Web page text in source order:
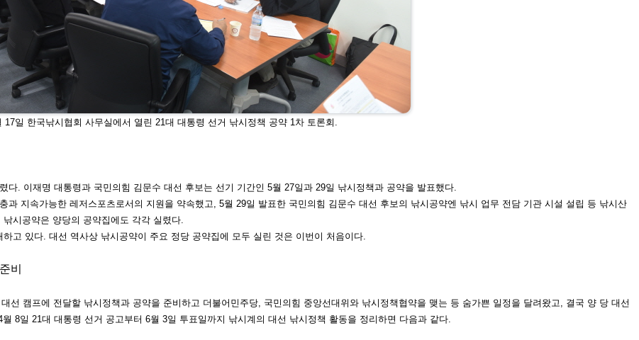
17일 한국낚시협회 사무실에서 열린 21대 대통령 선거 낚시정책 공약 1차 토론회.
렸다. 이재명 대통령과 국민의힘 김문수 대선 후보는 선기 기간인 5월 27일과 29일 낚시정책과 공약을 발표했다.
과 지속가능한 레저스포츠로서의 지원을 약속했고, 5월 29일 발표한 국민의힘 김문수 대선 후보의 낚시공약엔 낚시 업무 전담 기관 시설 설립 등 낚시산
낚시공약은 양당의 공약집에도 각각 실렸다.
하고 있다. 대선 역사상 낚시공약이 주요 정당 공약집에 모두 실린 것은 이번이 처음이 다.
비
선 캠프에 전달할 낚시정책과 공약을 준비하고 더불어민주당, 국민의힘 중앙선대위와 낚시정책협약을 맺는 등 숨가쁜 일정을 달려왔고, 결국 양 당 대선
8일 21대 대 통령 선거 공고부터 6월 3일 투표일까지 낚시계의 대선 낚시정책 활동을 정리하면 다음과 같다.